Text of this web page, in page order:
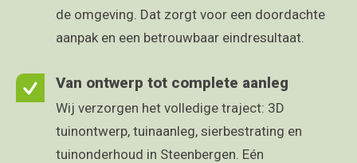
de omgeving. Dat zorgt voor een doordachte
aanpak en een betrouwbaar eindresultaat.
Van ontwerp tot complete aanleg
Wij verzorgen het volledige traject: 3D
tuinontwerp, tuinaanleg, sierbestrating en
tuinonderhoud in Steenbergen. Eén